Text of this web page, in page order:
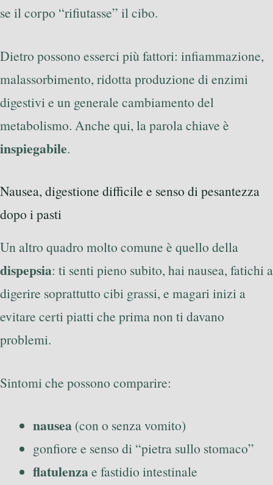
se il corpo “rifiutasse” il cibo.
Dietro possono esserci più fattori: infiammazione,
malassorbimento, ridotta produzione di enzimi
digestivi e un generale cambiamento del
metabolismo. Anche qui, la parola chiave è
inspiegabile.
Nausea, digestione difficile e senso di pesantezza
dopo i pasti
Un altro quadro molto comune è quello della
dispepsia: ti senti pieno subito, hai nausea, fatichi a
digerire soprattutto cibi grassi, e magari inizi a
evitare certi piatti che prima non ti davano
problemi.
Sintomi che possono comparire:
nausea (con o senza vomito)
gonfiore e senso di “pietra sullo stomaco”
flatulenzae fastidio intestinale